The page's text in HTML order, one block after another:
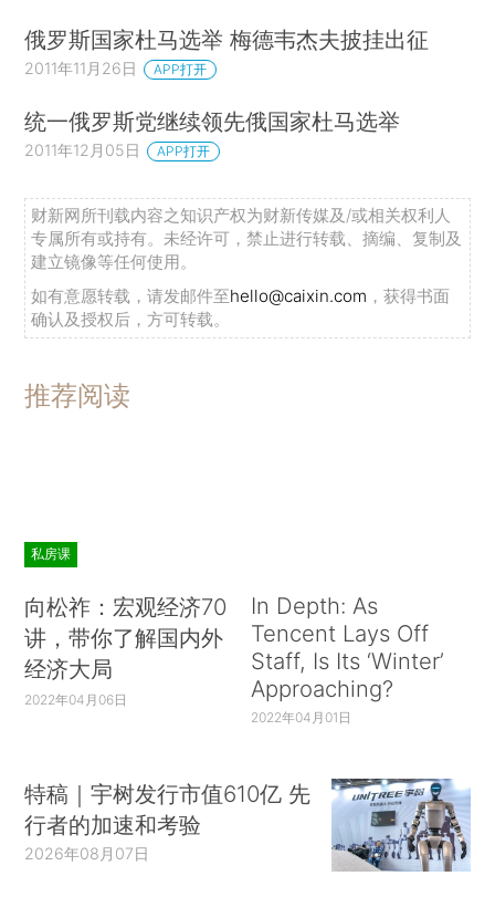
俄政府机关报《俄罗斯报》援引接近俄总统办
公厅人士的话说，对执政当局而言，统俄党在此次
选举中能获得40%至44%的选票就是好结果。如果
分析人士认为，统俄党实力强大，获胜没有悬
念。但在西方制裁下，俄经济形势较为困难，民众
生活水平有所下降，部分人存在一定失望情绪。因
此统俄党也不可能对选举结果抱有过高期待，其目
反对党奋力一搏
和公正俄罗斯党将积极寻求维持或提升自己的影响
力，而参选的其他小党派也将为实现突破、进入国
家杜马而奋力一搏。
本次国家杜马选举的特点之一是参选人数更
多。2011年国家杜马选举的候选人为3087人，而
约14.5人竞争一个席位。参选政党也从2011年的7
个增加到今年的14个，政党进入国家杜马的得票率
门槛则从7%降至5%。
俄罗斯国家杜马选举 梅德韦杰夫披挂出征
2011年11月26日 APP打开
统一俄罗斯党继续领先俄国家杜马选举
2011年12月05日 APP打开
财新网所刊载内容之知识产权为财新传媒及/或相关权利人
专属所有或持有。未经许可，禁止进行转载、摘编、复制及
建立镜像等任何使用。
如有意愿转载，请发邮件至hello@caixin.com ，获得书面
确认及授权后，方可转载。
推荐阅读
私房课
向松祚：宏观经济70
讲，带你了解国内外
经济大局
2022年04月06日
In Depth: As
Tencent Lays Off
Staff, Is Its ‘Winter’
Approaching?
2022年04月01日
特稿｜宇树发行市值610亿 先
行者的加速和考验
2026年08月07日